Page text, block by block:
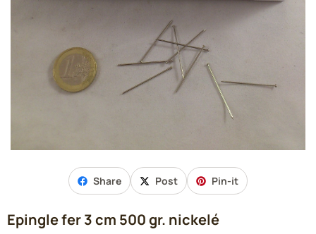
Share Post Pin-it
Epingle fer 3 cm 500 gr. nickelé